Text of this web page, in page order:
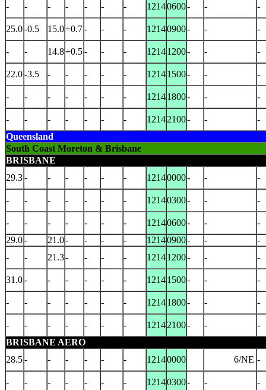
- - - - - - - 12140600- - -
25.0-0.5 15.0+0.7- - - 12140900- - -
- - 14.8+0.5- - - 12141200- - -
22.0-3.5 - - - - - 12141500- - -
- - - - - - - 12141800- - -
- - - - - - - 12142100- -
-
Queensland
South Coast Moreton & Brisbane
BRISBANE
29.3- - - - - - 12140000- - -
- - - - - - - 12140300- - -
- - - - - - - 12140600- -
-
29.0- 21.0- - - - 12140900- -
-
-
- 21.3- - - - 12141200- - -
31.0- - - - - - 12141500- - -
- - - - - - - 12141800- - -
- - - - - - - 12142100- -
-
BRISBANE AERO
28.5- - - - - - 12140000 6/NE -
- - - - - - - 12140300- - -